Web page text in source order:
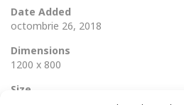
Date Added
octombrie 26, 2018
Dimensions
1200 x 800
Size